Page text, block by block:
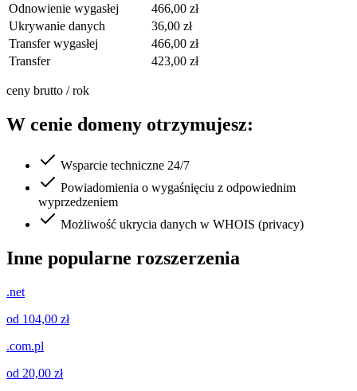
Odnowienie wygasłej
466,00 zł
Ukrywanie danych
36,00 zł
Transfer wygasłej
466,00 zł
Transfer
423,00 zł
ceny brutto / rok
W cenie domeny otrzymujesz:
Wsparcie techniczne 24/7
Powiadomienia o wygaśnięciu z odpowiednim
wyprzedzeniem
Możliwość ukrycia danych w WHOIS (privacy)
Inne popularne rozszerzenia
.net
od 104,00 zł
.com.pl
od 20,00 zł